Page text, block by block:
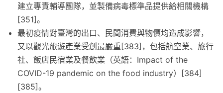
建立專責輔導團隊，並製備病毒標準品提供給相關機構
[351]。
最初疫情對臺灣的出口、民間消費與物價均造成影響，
又以觀光旅遊產業受創最嚴重[383]，包括航空業、旅行
社、飯店民宿業及餐飲業（英語：Impact of the
COVID-19 pandemic on the food industry）[384]
[385]。